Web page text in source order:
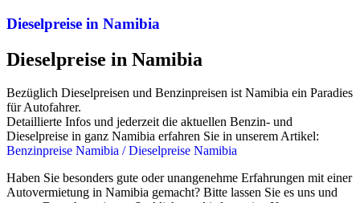
Dieselpreise in Namibia
Dieselpreise in Namibia
Bezüglich Dieselpreisen und Benzinpreisen ist Namibia ein Paradies
für Autofahrer.
Detaillierte Infos und jederzeit die aktuellen Benzin- und
Dieselpreise in ganz Namibia erfahren Sie in unserem Artikel:
Benzinpreise Namibia / Dieselpreise Namibia
Haben Sie besonders gute oder unangenehme Erfahrungen mit einer
Autovermietung in Namibia gemacht? Bitte lassen Sie es uns und